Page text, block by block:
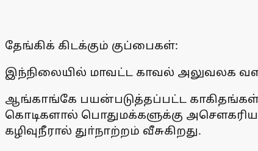
தேங்கிக் கிடக்கும் குப்பைகள்:
இந்நிலையில் மாவட்ட காவல் அலுவலக
ஆங்காங்கே பயன்படுத்தப்பட்ட காகிதங்கள்
கொடிகளால் பொதுமக்களுக்கு அசௌகரியம்
கழிவுநீரால் துா்நாற்றம் வீசுகிறது.